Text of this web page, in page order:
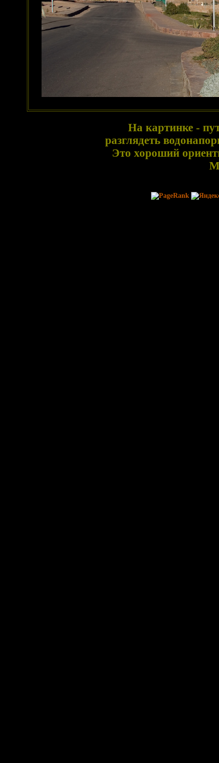
На картинке -
разглядеть
Это хороший